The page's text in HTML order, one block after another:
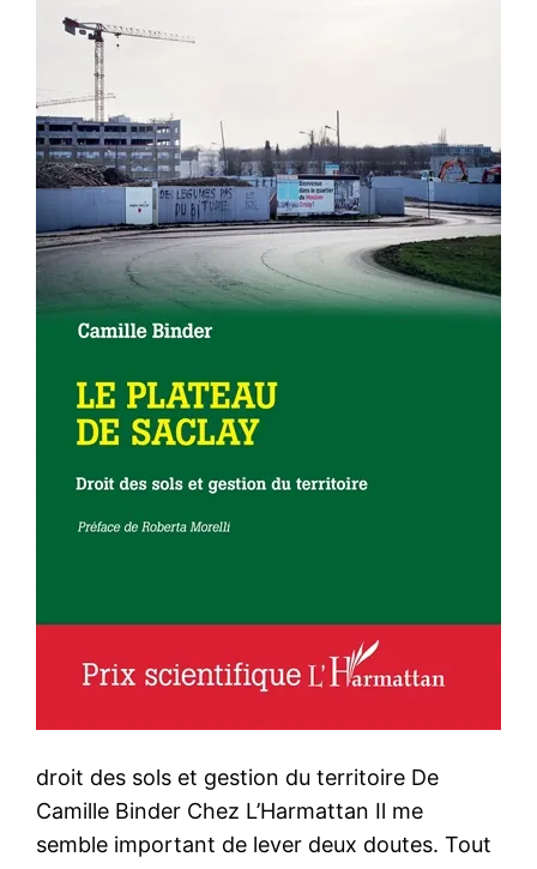
droit des sols et gestion du territoire De
Camille Binder Chez L’Harmattan Il me
semble important de lever deux doutes. Tout